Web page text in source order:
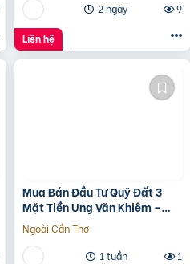
2 ngày
9
Liên hệ
Mua Bán Đầu Tư Quỹ Đất 3
Mặt Tiền Ung Văn Khiêm –
2.122M²
Ngoài Cần Thơ
1 tuần
1